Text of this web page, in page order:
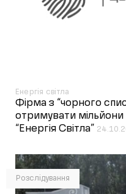
Енергія світла
Фірма з “чорного
отримувати мільйони
“Енергія Світла”
Розслідування